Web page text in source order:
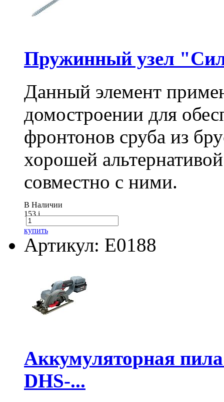
Пружинный узел
Данный элемент
домостроении для
фронтонов сруба из
хорошей
совместно с ними.
В Наличии
153i
купить
Артикул: E0188
Аккумуляторная
DHS-...